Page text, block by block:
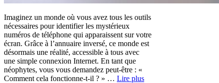
Imaginez un monde où vous avez tous les outils
nécessaires pour identifier les mystérieux
numéros de téléphone qui apparaissent sur votre
écran. Grâce à l’annuaire inversé, ce monde est
désormais une réalité, accessible à tous avec
une simple connexion Internet. En tant que
néophytes, vous vous demandez peut-être : «
Comment cela fonctionne-t-il ? » … Lire plus